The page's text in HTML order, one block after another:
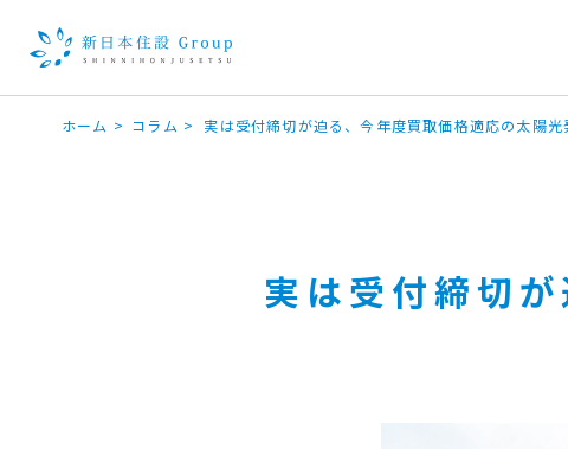
ホーム > コラム > 実は受付締切が迫る、今年度買取価格適応の太陽光
実は受付締切